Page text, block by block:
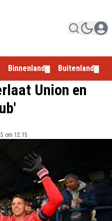
Binnenland Buitenland
Union en
om 12:15